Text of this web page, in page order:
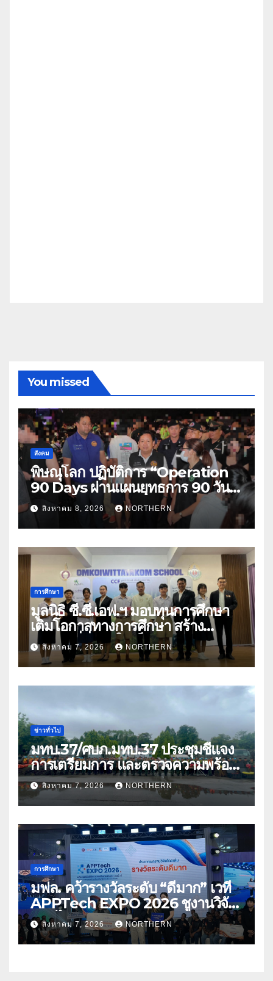
You missed
สังคม
พิษณุโลก ปฏิบัติการ “Operation
90 Days ผ่านแผนยุทธการ 90 วัน
พิชิตยาเสพติด” ปราบปรามกวาดล้าง
ยาเสพติดสถานบันเทิง พบสารเสพติด
4 ราย
สิงหาคม 8, 2026 NORTHERN
การศึกษา
มูลนิธิ ซี.ซี.เอฟ.ฯ มอบทุนการศึกษา
เติมโอกาสทางการศึกษา สร้าง
อนาคตที่มั่นคงให้เด็กและเยาวชน
ด้อยโอกาส
สิงหาคม 7, 2026 NORTHERN
ข่าวทั่วไป
มทบ.37/ศบภ.มทบ.37 ประชุมชี้แจง
การเตรียมการ และตรวจความพร้อม
ด้านการบรรเทาสาธารณภัย
สิงหาคม 7, 2026 NORTHERN
การศึกษา
มฟล. คว้ารางวัลระดับ “ดีมาก” เวที
APPTech EXPO 2026 ชูงานวิจัย
สมุนไพร ขับเคลื่อนนวัตกรรมสู่เชิง
พาณิชย์
สิงหาคม 7, 2026 NORTHERN